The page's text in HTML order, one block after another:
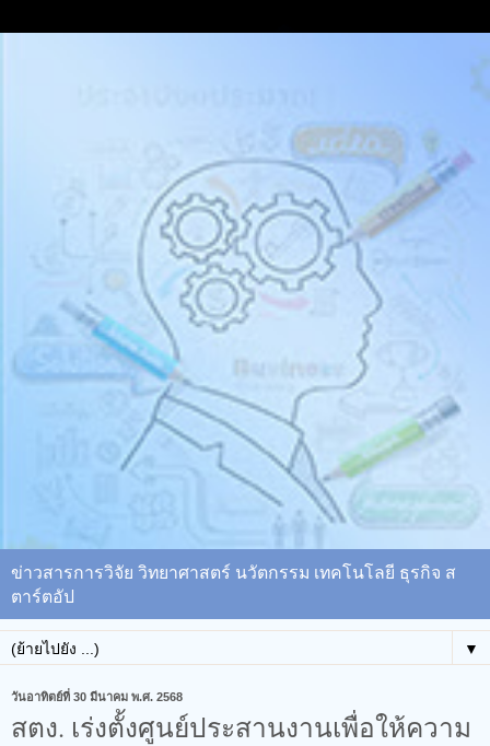
ข่าวสารการวิจัย วิทยาศาสตร์ นวัตกรรม เทคโนโลยี ธุรกิจ ส
ตาร์ตอัป
▼
วันอาทิตย์ที่ 30 มีนาคม พ.ศ. 2568
สตง. เร่งตั้งศูนย์ประสานงานเพื่อให้ความ